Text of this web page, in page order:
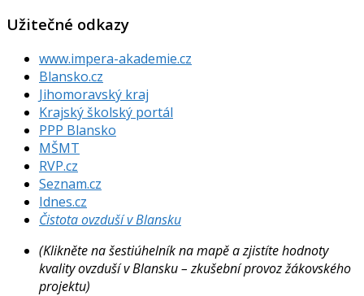
Užitečné odkazy
www.impera-akademie.cz
Blansko.cz
Jihomoravský kraj
Krajský školský portál
PPP Blansko
MŠMT
RVP.cz
Seznam.cz
Idnes.cz
Čistota ovzduší v Blansku
(Klikněte na šestiúhelník na mapě a zjistíte hodnoty
kvality ovzduší v Blansku – zkušební provoz žákovského
projektu)